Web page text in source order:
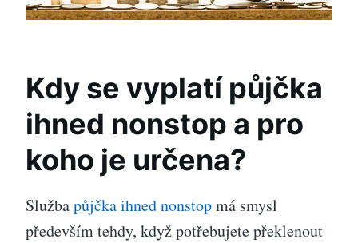
Kdy se vyplatí půjčka
ihned nonstop a pro
koho je určena?
Službapůjčka ihned nonstopmá smysl
především tehdy, když potřebujete překlenout